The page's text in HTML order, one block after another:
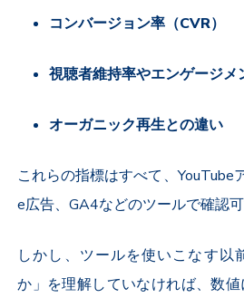
コンバージョン率（CVR）
視聴者維持率やエンゲージメ
オーガニック再生との違い
これらの指標はすべて、YouTube
e広告、GA4などのツールで確認可
しかし、ツールを使いこなす以
か」を理解していなければ、数